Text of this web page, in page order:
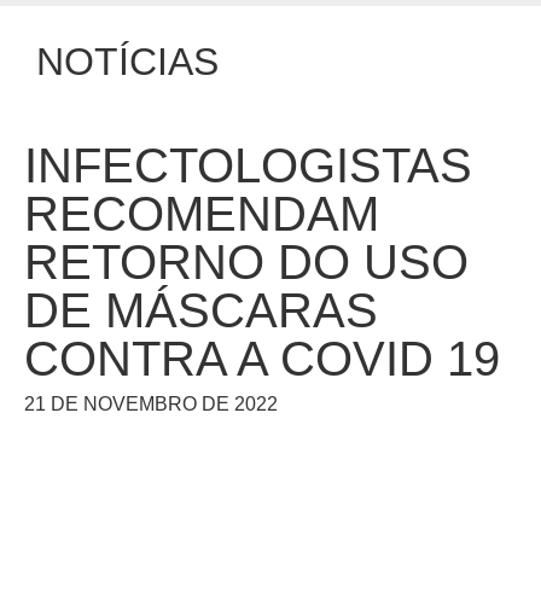
NOTÍCIAS
INFECTOLOGISTAS
RECOMENDAM
RETORNO DO USO
DE MÁSCARAS
CONTRA A COVID 19
21 DE NOVEMBRO DE 2022